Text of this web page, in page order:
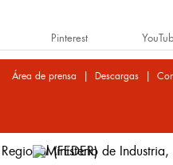
Pinterest
Área de prensa | Descargas |